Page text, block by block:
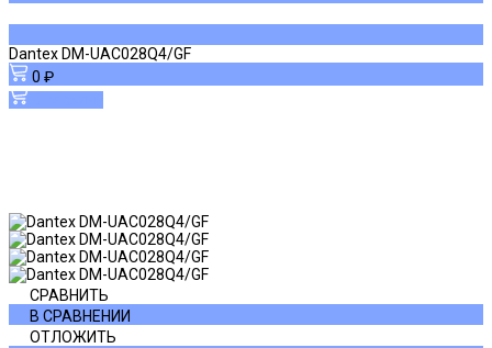
Dantex DM-UAC028Q4/GF
0 ₽
СРАВНИТЬ
В СРАВНЕНИИ
ОТЛОЖИТЬ